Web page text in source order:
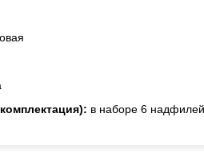
в наборе 6 надфилей